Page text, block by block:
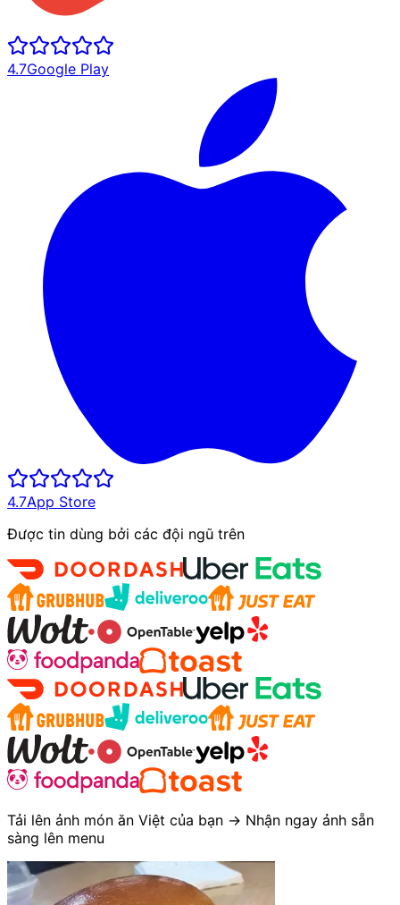
4.7Google Play
4.7App Store
Được tin dùng bởi các đội ngũ trên
Tải lên ảnh món ăn Việt của bạn → Nhận ngay ảnh sẵn
sàng lên menu